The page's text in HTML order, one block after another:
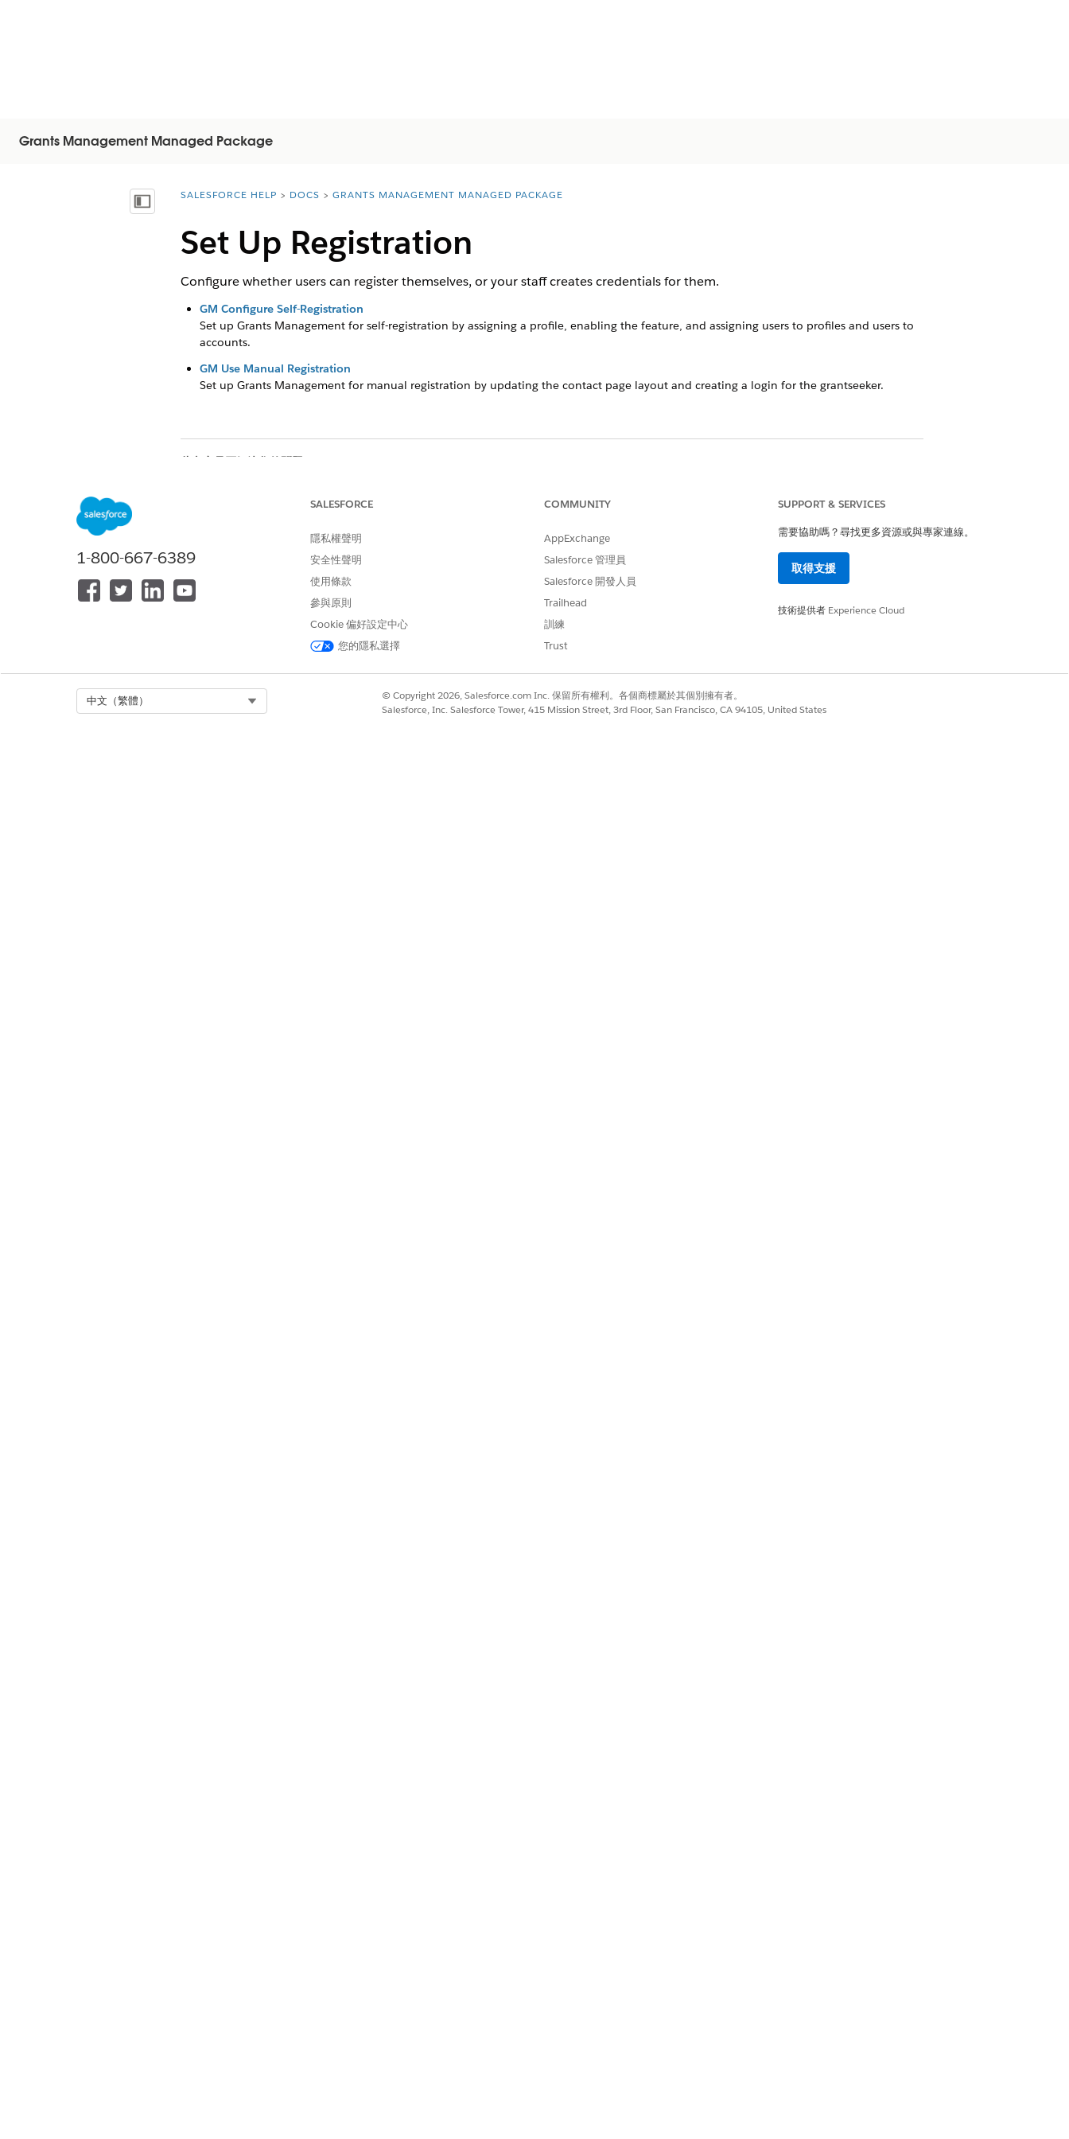
Grants Management Managed Package
顯示目錄 You are here:
SALESFORCE HELP DOCS GRANTS MANAGEMENT MANAGED PACKAGE
Set Up Registration
Configure whether users can register themselves, or your staff creates credentials for them.
GM Configure Self-Registration
Set up Grants Management for self-registration by assigning a profile, enabling the feature, and assigning users to profiles and users to
accounts.
GM Use Manual Registration
Set up Grants Management for manual registration by updating the contact page layout and creating a login for the grantseeker.
此文章是否解決您的問題？
1-800-667-6389
SALESFORCE
隱私權聲明
安全性聲明
使用條款
參與原則
Cookie 偏好設定中心
您的隱私選擇
COMMUNITY
AppExchange
Salesforce 管理員
Salesforce 開發人員
Trailhead
訓練
Trust
SUPPORT & SERVICES
需要協助嗎？尋找更多資源或與專家連線。
取得支援
技術提供者 Experience Cloud
中文（繁體）
© Copyright 2026, Salesforce.com Inc. 保留所有權利。各個商標屬於其個別擁有者。
Salesforce, Inc. Salesforce Tower, 415 Mission Street, 3rd Floor, San Francisco, CA 94105, United States